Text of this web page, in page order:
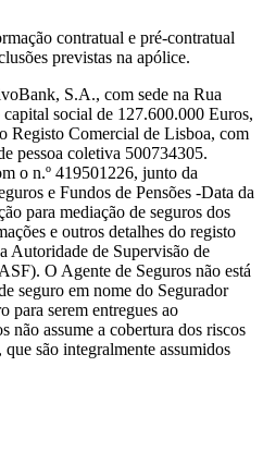
contratual e pré-contratual
previstas na apólice.
S.A., com sede na Rua
social de 127.600.000 Euros,
Registo Comercial de Lisboa, com
pessoa coletiva 500734305.
o n.º 419501226, junto da
e Fundos de Pensões -Data da
para mediação de seguros dos
e outros detalhes do registo
Autoridade de Supervisão de
O Agente de Seguros não está
seguro em nome do Segurador
para serem entregues ao
não assume a cobertura dos riscos
são integralmente assumidos